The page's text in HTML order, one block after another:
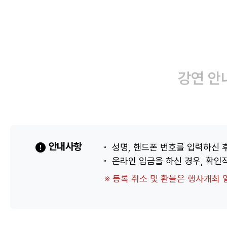
강연 안
안내사항
성명, 핸드폰 번호를 입력하신
온라인 입금을 하신 경우, 확인
※ 등록 취소 및 환불은 행사개최